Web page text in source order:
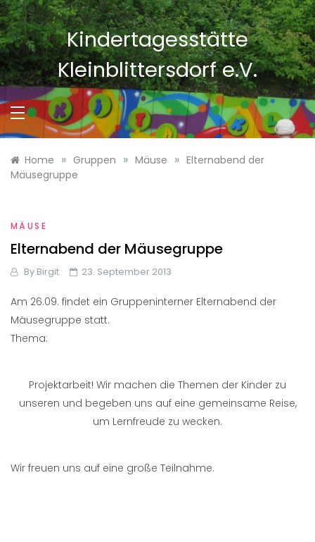
Skip
to
content
Kindertagesstätte
Kleinblittersdorf e.V.
Home » Gruppen » Mäuse » Elternabend der
Mäusegruppe
MÄUSE
Elternabend der Mäusegruppe
By Birgit 23. September 2013
Am 26.09. findet ein Gruppeninterner Elternabend der
Mäusegruppe statt.
Thema:
Projektarbeit! Wir machen die Themen der Kinder zu
unseren und begeben uns auf eine gemeinsame Reise,
um Lernfreude zu wecken.
Wir freuen uns auf eine große Teilnahme.